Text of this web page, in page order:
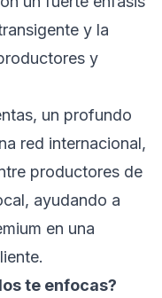
y la
y
un profundo
red internacional,
productores de
ayudando a
en una
te enfocas?